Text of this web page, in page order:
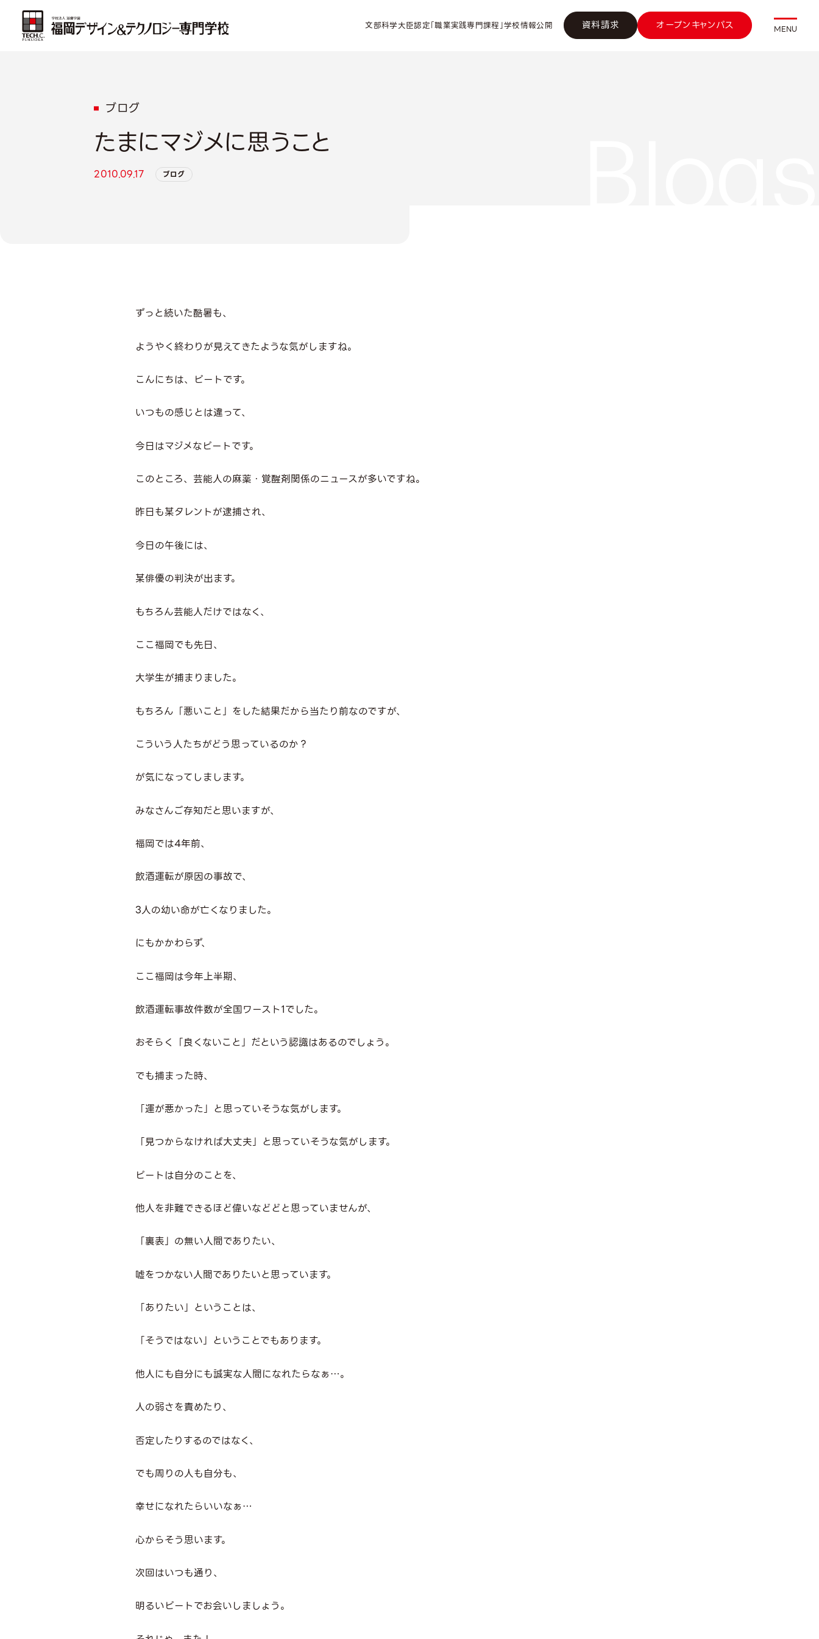
文部科学大臣認定「職業実践専門課程」学校情報公開 資料請求 オープンキャンパス MENU
ブログ
たまにマジメに思うこと
2010.09.17 ブログ
ずっと続いた酷暑も、
ようやく終わりが見えてきたような気がしますね。
こんにちは、ピートです。
いつもの感じとは違って、
今日はマジメなピートです。
このところ、芸能人の麻薬・覚醒剤関係のニュースが多いですね。
昨日も某タレントが逮捕され、
今日の午後には、
某俳優の判決が出ます。
もちろん芸能人だけではなく、
ここ福岡でも先日、
大学生が捕まりました。
もちろん「悪いこと」をした結果だから当たり前なのですが、
こういう人たちがどう思っているのか？
が気になってしまします。
みなさんご存知だと思いますが、
福岡では4年前、
飲酒運転が原因の事故で、
3人の幼い命が亡くなりました。
にもかかわらず、
ここ福岡は今年上半期、
飲酒運転事故件数が全国ワースト1でした。
おそらく「良くないこと」だという認識はあるのでしょう。
でも捕まった時、
「運が悪かった」と思っていそうな気がします。
「見つからなければ大丈夫」と思っていそうな気がします。
ピートは自分のことを、
他人を非難できるほど偉いなどどと思っていませんが、
「裏表」の無い人間でありたい、
嘘をつかない人間でありたいと思っています。
「ありたい」ということは、
「そうではない」ということでもあります。
他人にも自分にも誠実な人間になれたらなぁ…。
人の弱さを責めたり、
否定したりするのではなく、
でも周りの人も自分も、
幸せになれたらいいなぁ…
心からそう思います。
次回はいつも通り、
明るいピートでお会いしましょう。